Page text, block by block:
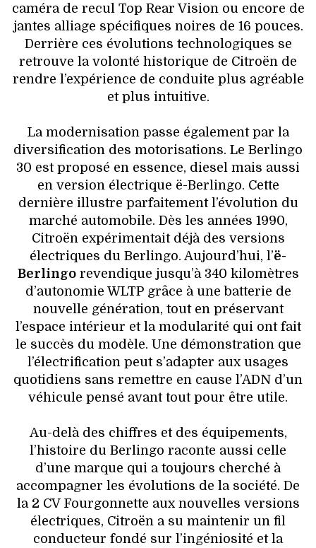
caméra de recul Top Rear Vision ou encore de
jantes alliage spécifiques noires de 16 pouces.
Derrière ces évolutions technologiques se
retrouve la volonté historique de Citroën de
rendre l’expérience de conduite plus agréable
et plus intuitive.
La modernisation passe également par la
diversification des motorisations. Le Berlingo
30 est proposé en essence, diesel mais aussi
en version électrique ë-Berlingo. Cette
dernière illustre parfaitement l’évolution du
marché automobile. Dès les années 1990,
Citroën expérimentait déjà des versions
électriques du Berlingo. Aujourd’hui, l’ë-
Berlingorevendique jusqu’à 340 kilomètres
d’autonomie WLTP grâce à une batterie de
nouvelle génération, tout en préservant
l’espace intérieur et la modularité qui ont fait
le succès du modèle. Une démonstration que
l’électrification peut s’adapter aux usages
quotidiens sans remettre en cause l’ADN d’un
véhicule pensé avant tout pour être utile.
Au-delà des chiffres et des équipements,
l’histoire du Berlingo raconte aussi celle
d’une marque qui a toujours cherché à
accompagner les évolutions de la société. De
la 2 CV Fourgonnette aux nouvelles versions
électriques, Citroën a su maintenir un fil
conducteur fondé sur l’ingéniosité et la